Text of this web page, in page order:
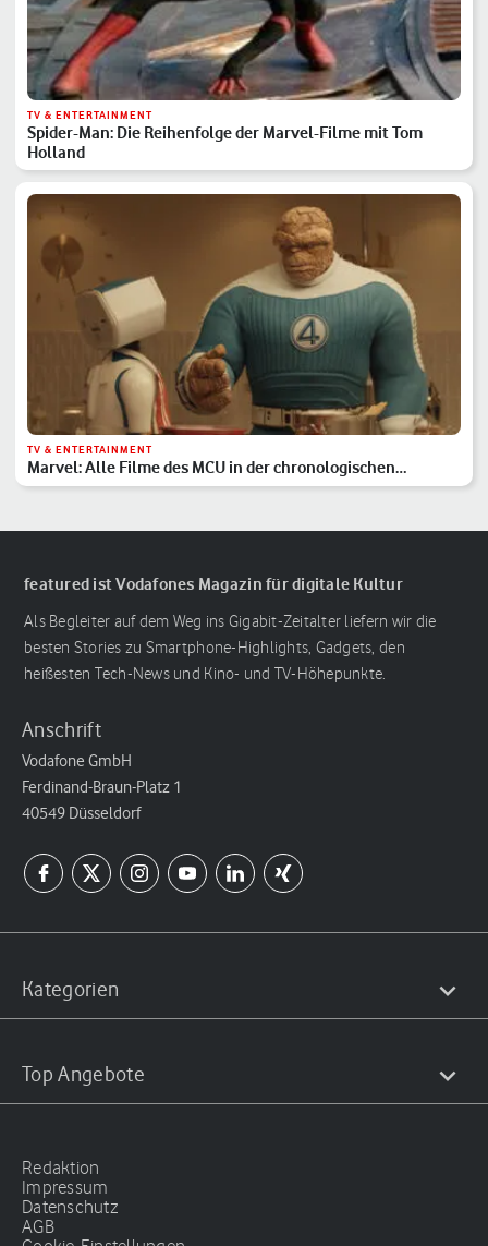
TV & ENTERTAINMENT
Spider-Man: Die Reihenfolge der Marvel-Filme mit Tom
Holland
TV & ENTERTAINMENT
Marvel: Alle Filme des MCU in der chronologischen
Reihenfolge
featured ist Vodafones Magazin für digitale Kultur
Als Begleiter auf dem Weg ins Gigabit-Zeitalter liefern wir die
besten Stories zu Smartphone-Highlights, Gadgets, den
heißesten Tech-News und Kino- und TV-Höhepunkte.
Anschrift
Vodafone GmbH
Ferdinand-Braun-Platz 1
40549 Düsseldorf
Kategorien
Top Angebote
Redaktion
Impressum
Datenschutz
AGB